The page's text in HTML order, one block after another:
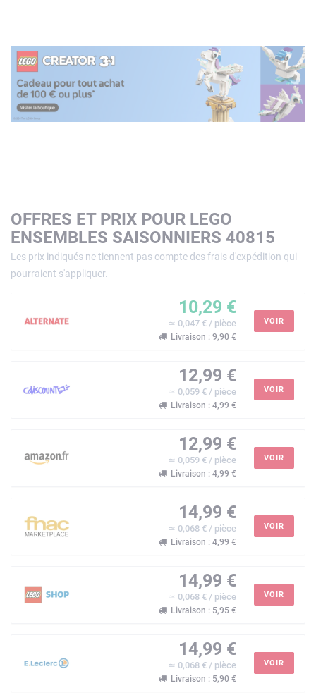
OFFRES ET PRIX POUR LEGO
ENSEMBLES SAISONNIERS 40815
Les prix indiqués ne tiennent pas compte des frais d'expédition qui
pourraient s'appliquer.
10,29 €
≃ 0,047 € / pièce
Livraison : 9,90 €
VOIR
12,99 €
≃ 0,059 € / pièce
Livraison : 4,99 €
VOIR
12,99 €
≃ 0,059 € / pièce
Livraison : 4,99 €
VOIR
14,99 €
≃ 0,068 € / pièce
Livraison : 4,99 €
VOIR
14,99 €
≃ 0,068 € / pièce
Livraison : 5,95 €
VOIR
14,99 €
≃ 0,068 € / pièce
Livraison : 5,90 €
VOIR